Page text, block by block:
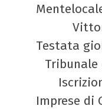
Testata
Tribunale
Imprese di